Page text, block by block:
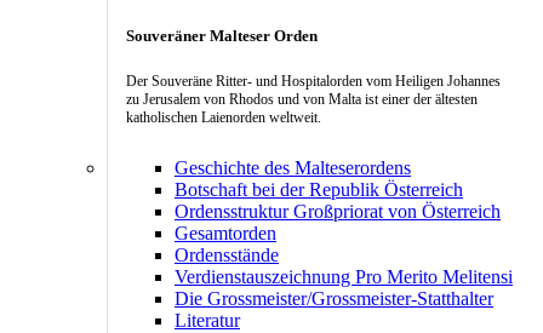
Souveräner Malteser Orden
Der Souveräne Ritter- und Hospitalorden vom Heiligen Johannes
zu Jerusalem von Rhodos und von Malta ist einer der ältesten
katholischen Laienorden weltweit.
Geschichte des Malteserordens
Botschaft bei der Republik Österreich
Ordensstruktur Großpriorat von Österreich
Gesamtorden
Ordensstände
Verdienstauszeichnung Pro Merito Melitensi
Die Grossmeister/Grossmeister-Statthalter
Literatur